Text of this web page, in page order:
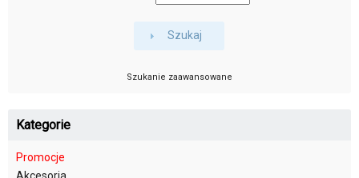
Szukaj
Szukanie zaawansowane
Kategorie
Promocje